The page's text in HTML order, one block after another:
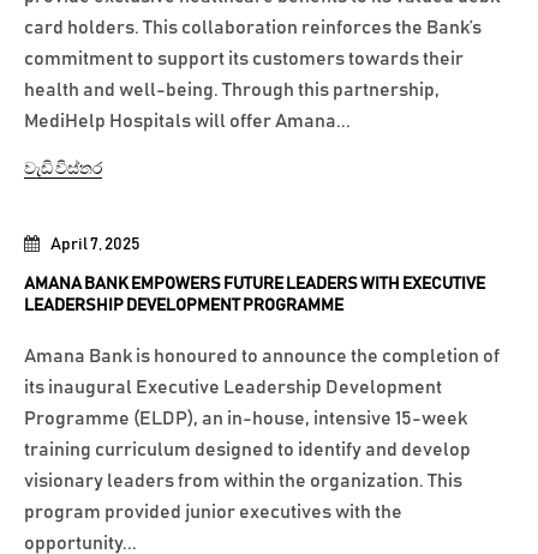
April 7, 2025
AMANA BANK EMPOWERS FUTURE LEADERS WITH EXECUTIVE
LEADERSHIP DEVELOPMENT PROGRAMME
Amana Bank is honoured to announce the completion of
its inaugural Executive Leadership Development
Programme (ELDP), an in-house, intensive 15-week
training curriculum designed to identify and develop
visionary leaders from within the organization. This
program provided junior executives with the
opportunity...
card holders. This collaboration reinforces the Bank’s
commitment to support its customers towards their
health and well-being. Through this partnership,
MediHelp Hospitals will offer Amana...
වැඩි විස්තර